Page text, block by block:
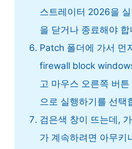
스트레이터 2026을
을 닫거나 종료해야 합
Patch 폴더에 가서 먼
firewall block
고 마우스 오른쪽 버
으로 실행하기를 선택
검은색 창이 뜨는데,
가 계속하려면 아무키